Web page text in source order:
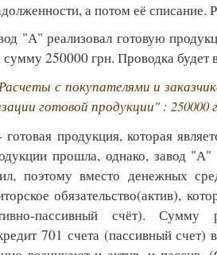
а потом её списание.
"А" реализовал готовую
250000 грн. Проводка будет
с покупателями и
готовой продукции" : 250000
продукция, которая
прошла, однако, завод
поэтому вместо денежных
обязательство(актив),
пассивный счёт). Сумму
701 счета (пассивный счет)